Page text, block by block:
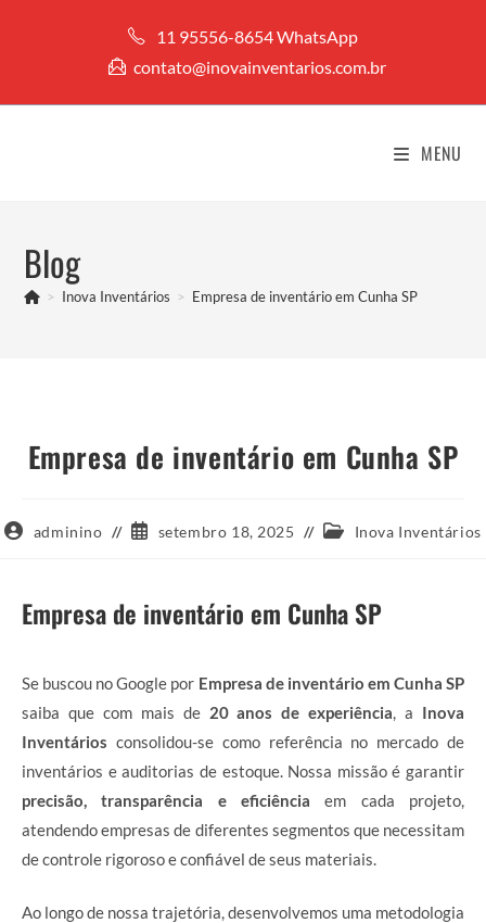
11 95556-8654 WhatsApp
contato@inovainventarios.com.br
MENU
Blog
> Inova Inventários > Empresa de inventário em Cunha SP
Empresa de inventário em Cunha SP
Autoradminino
Postsetembro 18, 2025
Categoria
Inova Inventários
Empresa de inventário em Cunha SP
Se buscou no Google por Empresa de inventário em Cunha SP
saiba que com mais de 20 anos de experiência , a Inova
Inventários consolidou-se como referência no mercado de
inventários e auditorias de estoque. Nossa missão é garantir
precisão, transparência e eficiência em cada projeto,
atendendo empresas de diferentes segmentos que necessitam
de controle rigoroso e confiável de seus materiais.
Ao longo de nossa trajetória, desenvolvemos uma metodologia